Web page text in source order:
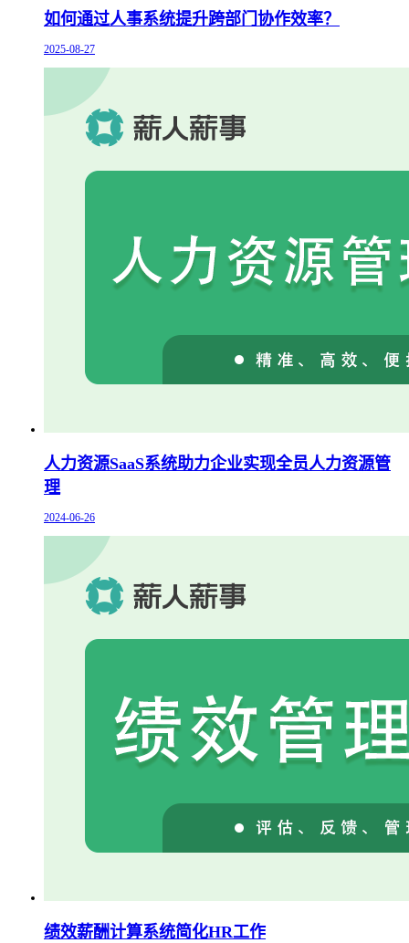
如何通过人事系统提升跨部门协作效率？
2025-08-27
人力资源SaaS系统助力企业实现全员人力资源管
理
2024-06-26
绩效薪酬计算系统简化HR工作